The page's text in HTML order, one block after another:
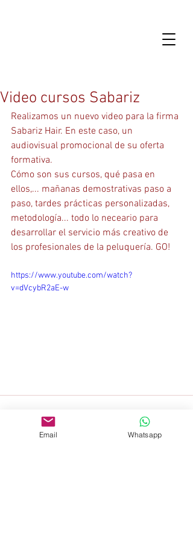
Video cursos Sabariz
Realizamos un nuevo video para la firma
Sabariz Hair. En este caso, un
audiovisual promocional de su oferta
formativa.
Cómo son sus cursos, qué pasa en
ellos,... mañanas demostrativas paso a
paso, tardes prácticas personalizadas,
metodología... todo lo neceario para
desarrollar el servicio más creativo de
los profesionales de la peluquería. GO!
https://www.youtube.com/watch?
v=dVcybR2aE-w
Email Whatsapp